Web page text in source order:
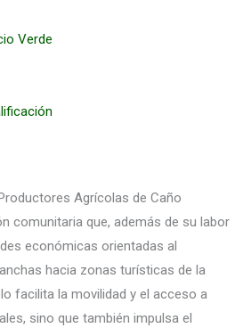
Verde
Agrícolas de Caño
comunitaria que, además de su labor
económicas orientadas al
hacia zonas turísticas de la
facilita la movilidad y el acceso a
sino que también impulsa el